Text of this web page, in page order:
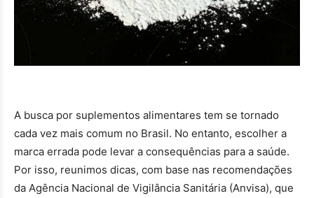
A busca por suplementos alimentares tem se tornado
cada vez mais comum no Brasil. No entanto, escolher a
marca errada pode levar a consequências para a saúde.
Por isso, reunimos dicas, com base nas recomendações
da Agência Nacional de Vigilância Sanitária (Anvisa), que